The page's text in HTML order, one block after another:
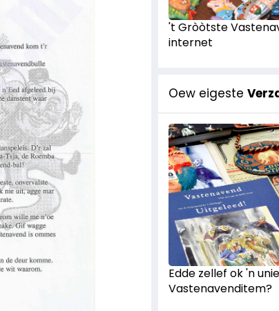
't Gròòtste
internet
Oew eigeste
Edde zellef ok 'n
Vastenavenditem?